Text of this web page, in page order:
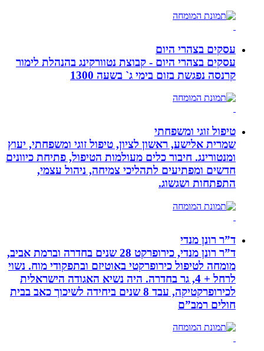
עסקים בצהרי היום
עסקים בצהרי היום - קבוצת נטוורקינג בהנהלת לימור
קרנסה נפגשת בזום בימי ג` בשעה 1300
טיפול זוגי ומשפחתי
שמרית אלישע, ראשון לציון, טיפול זוגי ומשפחתי, יעוץ
ומנטורינג. חיבור כלים מעולמות הטיפול, פתיחת כיוונים
חדשים ומפתיעים לתהליכי צמיחה, ניהול עצמי,
התפתחות ושגשוג.
ד”ר רונן מנדי
ד”ר רונן מנדי, כירופרקט 28 שנים בחדרה וברמת אביב,
מומחה לטיפול כירופרקטי באוטיזם ובתפקודי מוח. נשוי
לרחל + 4, גר בחדרה. היה נשיא האגודה הישראלית
לכירופרקטיקה, עבד 8 שנים ביחידה לשיכוך כאב בבית
חולים רמב”ם